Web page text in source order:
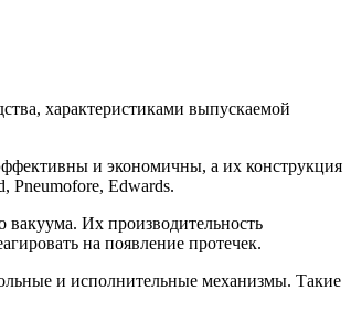
характеристиками выпускаемой
и экономичны, а их конструкция
Pneumofore, Edwards.
вакуума. Их производительность
на появление протечек.
и исполнительные механизмы. Такие